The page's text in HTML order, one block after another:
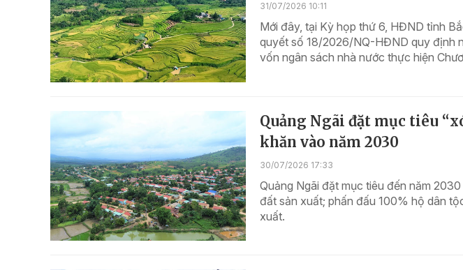
31/07/2026 10:11
Mới đây, tại Kỳ họp thứ 6, HĐND tỉnh
quyết số 18/2026/NQ-HĐND quy định
vốn ngân sách nhà nước thực hiện
Quảng Ngãi đặt mục tiêu
khăn vào năm 2030
30/07/2026 17:33
Quảng Ngãi đặt mục tiêu đến năm
đất sản xuất; phấn đấu 100% hộ dân
xuất.